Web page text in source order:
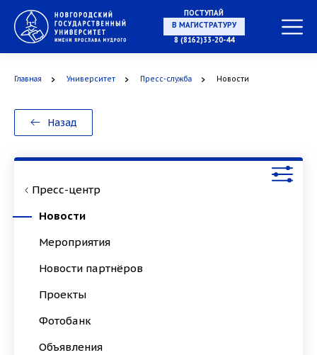
ПОСТУПАЙ
НА СПЕЦИАЛИТЕТ
8 (8162)33-20-44
Главная Университет Пресс-служба Новости
Назад
Пресс-центр
Новости
Мероприятия
Новости партнёров
Проекты
Фотобанк
Объявления